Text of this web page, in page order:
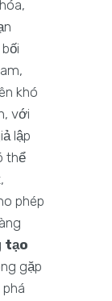
khó
với
lập
thể
phép
tạo
gặp